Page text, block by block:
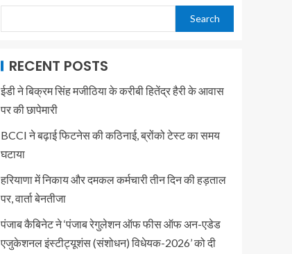
Search
RECENT POSTS
ईडी ने बिक्रम सिंह मजीठिया के करीबी हितेंद्र हैरी के आवास
पर की छापेमारी
BCCI ने बढ़ाई फिटनेस की कठिनाई, ब्रोंको टेस्ट का समय
घटाया
हरियाणा में निकाय और दमकल कर्मचारी तीन दिन की हड़ताल
पर, वार्ता बेनतीजा
पंजाब कैबिनेट ने ‘पंजाब रेगुलेशन ऑफ फीस ऑफ अन-एडेड
एजुकेशनल इंस्टीट्यूशंस (संशोधन) विधेयक-2026’ को दी